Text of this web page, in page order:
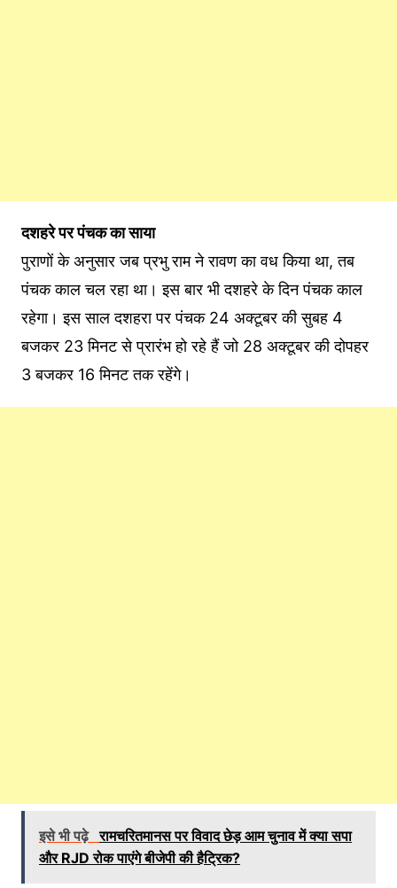
दशहरे पर पंचक का साया
पुराणों के अनुसार जब प्रभु राम ने रावण का वध किया था, तब
पंचक काल चल रहा था। इस बार भी दशहरे के दिन पंचक काल
रहेगा। इस साल दशहरा पर पंचक 24 अक्‍टूबर की सुबह 4
बजकर 23 मिनट से प्रारंभ हो रहे हैं जो 28 अक्‍टूबर की दोपहर
3 बजकर 16 मिनट तक रहेंगे।
इसे भी पढ़े रामचरितमानस पर विवाद छेड़ आम चुनाव में क्या सपा
और RJD रोक पाएंगे बीजेपी की हैट्रिक?